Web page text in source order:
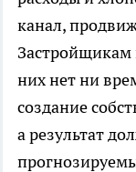
канал,
Застройщикам
них нет ни
создание
а результат